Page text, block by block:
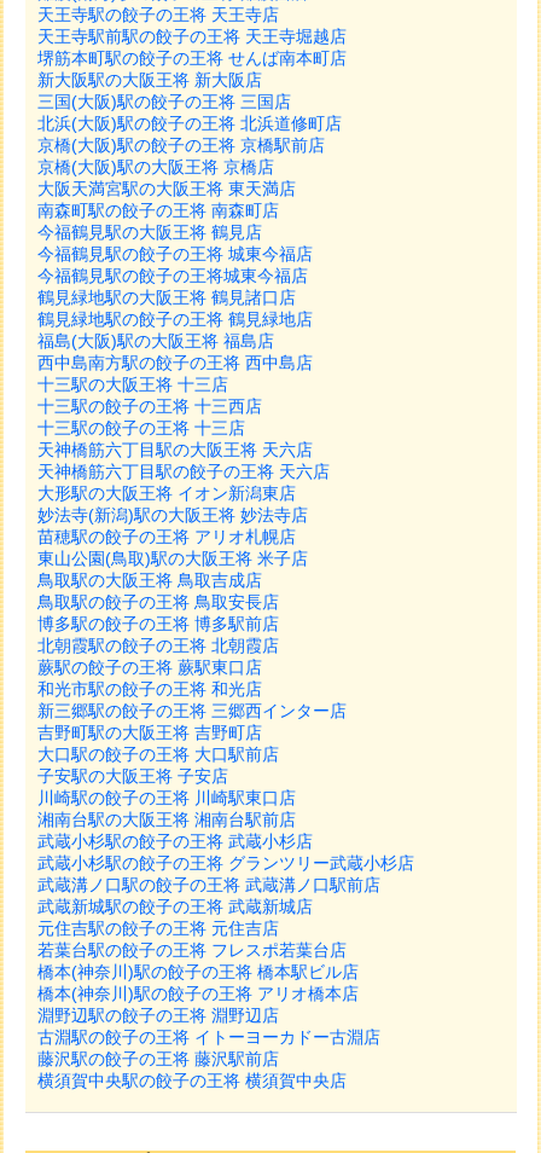
天王寺駅の餃子の王将 天王寺店
天王寺駅前駅の餃子の王将 天王寺堀越店
堺筋本町駅の餃子の王将 せんば南本町店
新大阪駅の大阪王将 新大阪店
三国(大阪)駅の餃子の王将 三国店
北浜(大阪)駅の餃子の王将 北浜道修町店
京橋(大阪)駅の餃子の王将 京橋駅前店
京橋(大阪)駅の大阪王将 京橋店
大阪天満宮駅の大阪王将 東天満店
南森町駅の餃子の王将 南森町店
今福鶴見駅の大阪王将 鶴見店
今福鶴見駅の餃子の王将 城東今福店
今福鶴見駅の餃子の王将城東今福店
鶴見緑地駅の大阪王将 鶴見諸口店
鶴見緑地駅の餃子の王将 鶴見緑地店
福島(大阪)駅の大阪王将 福島店
西中島南方駅の餃子の王将 西中島店
十三駅の大阪王将 十三店
十三駅の餃子の王将 十三西店
十三駅の餃子の王将 十三店
天神橋筋六丁目駅の大阪王将 天六店
天神橋筋六丁目駅の餃子の王将 天六店
大形駅の大阪王将 イオン新潟東店
妙法寺(新潟)駅の大阪王将 妙法寺店
苗穂駅の餃子の王将 アリオ札幌店
東山公園(鳥取)駅の大阪王将 米子店
鳥取駅の大阪王将 鳥取吉成店
鳥取駅の餃子の王将 鳥取安長店
博多駅の餃子の王将 博多駅前店
北朝霞駅の餃子の王将 北朝霞店
蕨駅の餃子の王将 蕨駅東口店
和光市駅の餃子の王将 和光店
新三郷駅の餃子の王将 三郷西インター店
吉野町駅の大阪王将 吉野町店
大口駅の餃子の王将 大口駅前店
子安駅の大阪王将 子安店
川崎駅の餃子の王将 川崎駅東口店
湘南台駅の大阪王将 湘南台駅前店
武蔵小杉駅の餃子の王将 武蔵小杉店
武蔵小杉駅の餃子の王将 グランツリー武蔵小杉店
武蔵溝ノ口駅の餃子の王将 武蔵溝ノ口駅前店
武蔵新城駅の餃子の王将 武蔵新城店
元住吉駅の餃子の王将 元住吉店
若葉台駅の餃子の王将 フレスポ若葉台店
橋本(神奈川)駅の餃子の王将 橋本駅ビル店
橋本(神奈川)駅の餃子の王将 アリオ橋本店
淵野辺駅の餃子の王将 淵野辺店
古淵駅の餃子の王将 イトーヨーカドー古淵店
藤沢駅の餃子の王将 藤沢駅前店
横須賀中央駅の餃子の王将 横須賀中央店